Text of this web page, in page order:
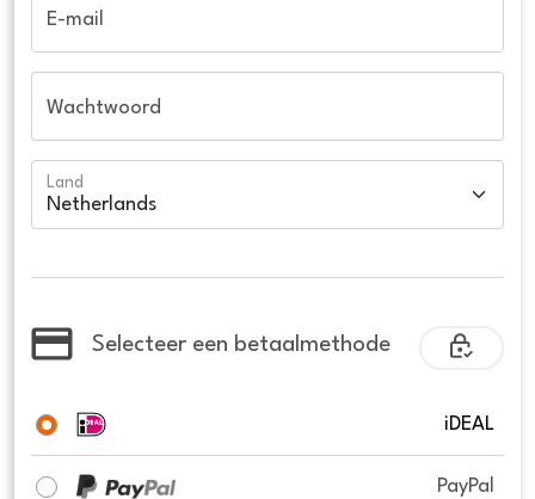
E-mail
Wachtwoord
Land
Selecteer een betaalmethode
iDEAL
PayPal